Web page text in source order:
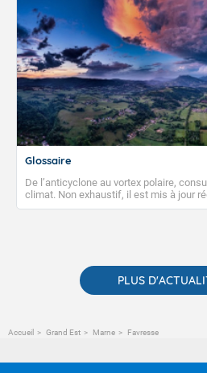
Glossaire
De l’anticyclone au vortex polaire,
climat. Non exhaustif, il est mis à jour
publications. Vous y trouverez
PLUS
Accueil Grand Est Marne Favresse